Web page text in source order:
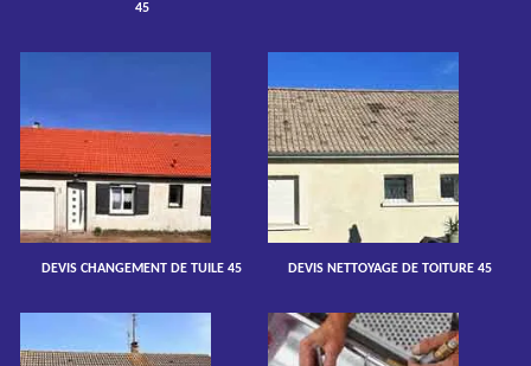
45
DEVIS CHANGEMENT DE TUILE 45 DEVIS NETTOYAGE DE TOITURE 45